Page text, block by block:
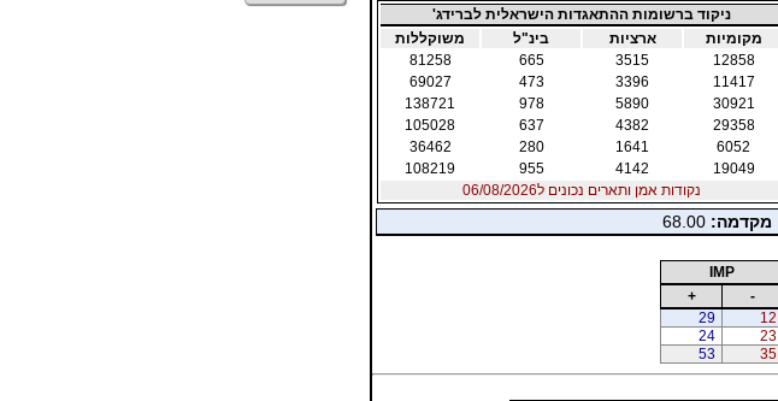
ניקוד ברשומות ההתאגדות הישראלית לברידג'
מקומיות ארציות בינ"ל
משוקללות
12858
3515
665
81258
11417
3396
473
69027
30921
5890
978
138721
29358
4382
637
105028
6052
1641
280
36462
19049
4142
955
108219
נקודות אמן ותארים נכונים ל06/08/2026
מקדמה: 68.00
IMP
-
+
12
29
23
24
35
53